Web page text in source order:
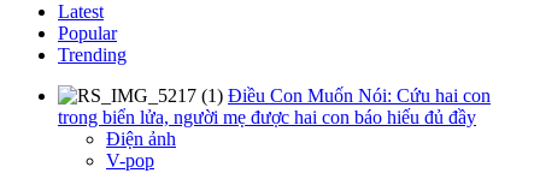
Latest
Popular
Trending
Điều Con Muốn Nói: Cứu hai con
trong biển lửa, người mẹ được hai con báo hiếu đủ đầy
Điện ảnh
V-pop